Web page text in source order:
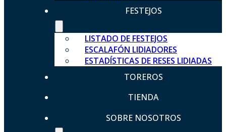
FESTEJOS
LISTADO DE FESTEJOS
ESCALAFÓN LIDIADORES
ESTADÍSTICAS DE RESES LIDIADAS
TOREROS
TIENDA
SOBRE NOSOTROS